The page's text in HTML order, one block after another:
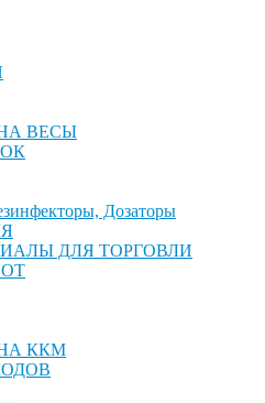
ВЕСЫ
Дозаторы
ДЛЯ ТОРГОВЛИ
ККМ